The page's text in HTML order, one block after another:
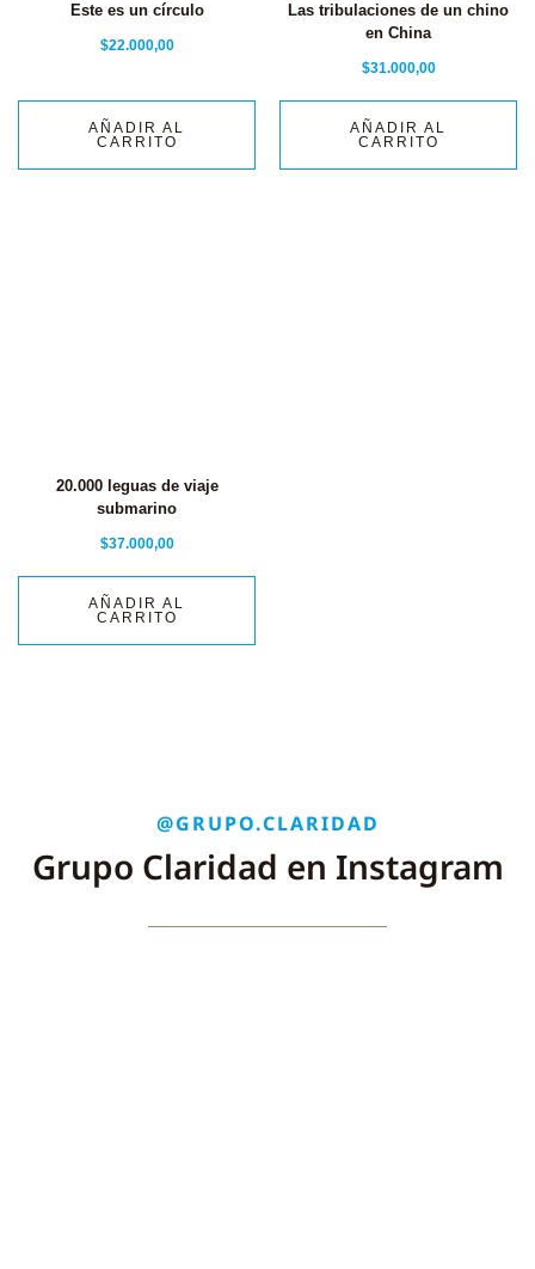
Este es un círculo
$22.000,00
AÑADIR AL
CARRITO
Las tribulaciones de un chino
en China
$31.000,00
AÑADIR AL
CARRITO
20.000 leguas de viaje
submarino
$37.000,00
AÑADIR AL
CARRITO
@GRUPO.CLARIDAD
Grupo Claridad en Instagram